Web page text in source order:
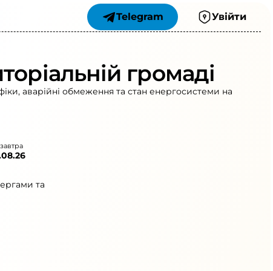
Telegram Увійти
громаді
аварійні обмеження та стан енергосистеми на
та